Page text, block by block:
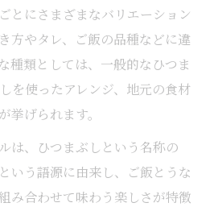
とにさまざまなバリエーション
方やタレ、ご飯の品種などに違
種類としては、一般的なひつま
を使ったアレンジ、地元の食材
挙げられます。
は、ひつまぶしという名称の
いう語源に由来し、ご飯とうな
み合わせて味わう楽しさが特徴